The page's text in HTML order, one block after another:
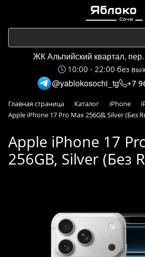
ЖК Альпийский квартал,
10:00 - 22:00 без
@yablokosochi_tg +7
Главная страница Каталог iPhone
Apple iPhone 17 Pro Max 256GB, Silver (Без
Apple iPhone 17
256GB, Silver (Без